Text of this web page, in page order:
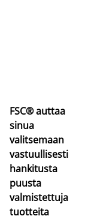
FSC® auttaa
sinua
valitsemaan
vastuullisesti
hankitusta
puusta
valmistettuja
tuotteita